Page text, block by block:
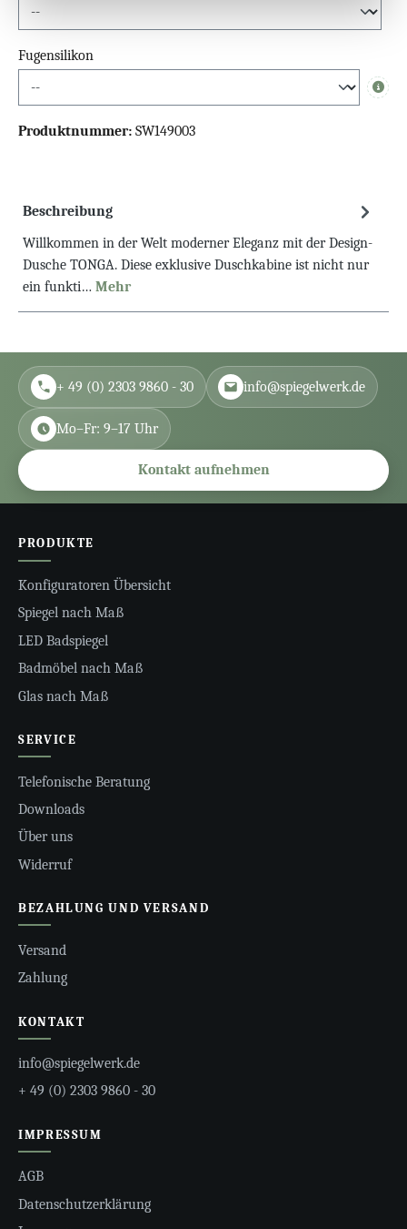
Fugensilikon
Info
Produktnummer: SW149003
Beschreibung
Willkommen in der Welt moderner Eleganz mit der Design-
Dusche TONGA. Diese exklusive Duschkabine ist nicht nur
ein funkti… Mehr
+ 49 (0) 2303 9860 - 30 info@spiegelwerk.de
Mo–Fr: 9–17 Uhr
Kontakt aufnehmen
PRODUKTE
Konfiguratoren Übersicht
Spiegel nach Maß
LED Badspiegel
Badmöbel nach Maß
Glas nach Maß
SERVICE
Telefonische Beratung
Downloads
Über uns
Widerruf
BEZAHLUNG UND VERSAND
Versand
Zahlung
KONTAKT
info@spiegelwerk.de
+ 49 (0) 2303 9860 - 30
IMPRESSUM
AGB
Datenschutzerklärung